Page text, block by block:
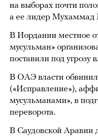
на выборах почти
а ее лидер Мухаммад
В Иордании местное
мусульман»
поставили под угрозу
В ОАЭ власти
(«Исправление»),
мусульманами», в
переворота.
В Саудовской Аравии